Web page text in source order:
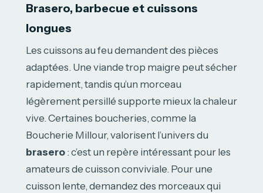
Brasero, barbecue et cuissons
longues
Les cuissons au feu demandent des pièces
adaptées. Une viande trop maigre peut sécher
rapidement, tandis qu’un morceau
légèrement persillé supporte mieux la chaleur
vive. Certaines boucheries, comme la
Boucherie Millour, valorisent l’univers du
brasero : c’est un repère intéressant pour les
amateurs de cuisson conviviale. Pour une
cuisson lente, demandez des morceaux qui